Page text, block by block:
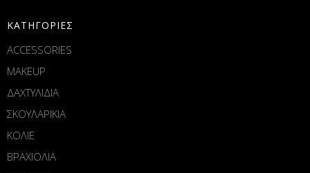
ΚΑΤΗΓΟΡΙΕΣ
ACCESSORIES
MAKEUP
ΔΑΧΤΥΛΙΔΙΑ
ΣΚΟΥΛΑΡΙΚΙΑ
ΚΟΛΙΕ
ΒΡΑΧΙΟΛΙΑ